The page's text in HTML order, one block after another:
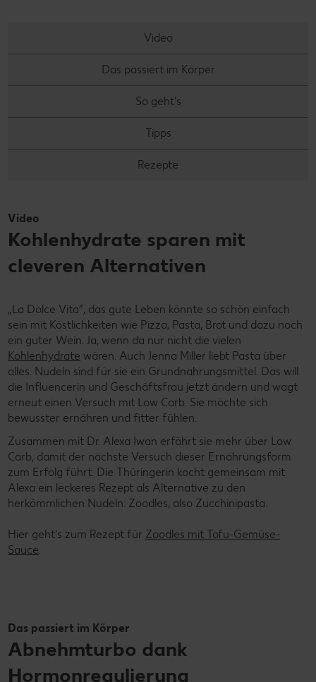
Video
Das passiert im Körper
So geht's
Tipps
Rezepte
Video
Kohlenhydrate sparen mit
cleveren Alternativen
„La Dolce Vita”, das gute Leben könnte so schön einfach
sein mit Köstlichkeiten wie Pizza, Pasta, Brot und dazu noch
ein guter Wein. Ja, wenn da nur nicht die vielen
Kohlenhydrate wären. Auch Jenna Miller liebt Pasta über
alles. Nudeln sind für sie ein Grundnahrungsmittel. Das will
die Influencerin und Geschäftsfrau jetzt ändern und wagt
erneut einen Versuch mit Low Carb. Sie möchte sich
bewusster ernähren und fitter fühlen.
Zusammen mit Dr. Alexa Iwan erfährt sie mehr über Low
Carb, damit der nächste Versuch dieser Ernährungsform
zum Erfolg führt. Die Thüringerin kocht gemeinsam mit
Alexa ein leckeres Rezept als Alternative zu den
herkömmlichen Nudeln: Zoodles, also Zucchinipasta.
Hier geht's zum Rezept für Zoodles mit Tofu-Gemüse-
Sauce.
Das passiert im Körper
Abnehmturbo dank
Hormonregulierung